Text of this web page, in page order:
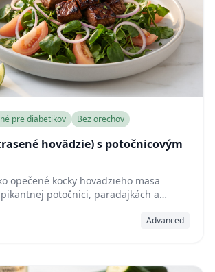
pre diabetikov Bez orechov
hovädzie) s potočnicovým
opečené kocky hovädzieho mäsa
potočnici, paradajkách a
vietnamská klasika.
Advanced